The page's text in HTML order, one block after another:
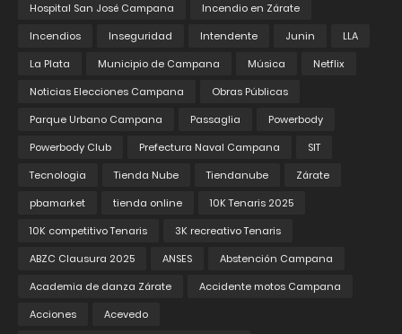
Hospital San José Campana
Incendio en Zárate
Incendios
Inseguridad Intendente Junin
LLA
La Plata
Municipio de Campana Música
Netflix
Noticias Elecciones Campana
Obras Públicas
Parque Urbano Campana
Passaglia
Powerbody
Powerbody Club
Prefectura Naval Campana
SIT
Tecnologia
Tienda Nube Tiendanube
Zárate
pbamarket
tienda online
10K Tenaris 2025
10K competitivo Tenaris
3K recreativo Tenaris
ABZC Clausura 2025
ANSES
Abstención Campana
Academia de danza Zárate
Accidente motos Campana
Acciones
Acevedo